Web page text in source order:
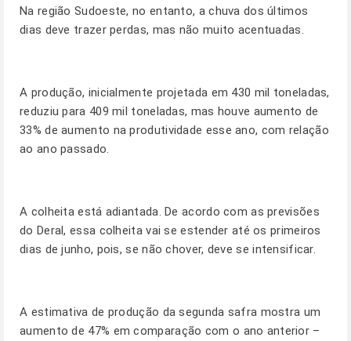
Na região Sudoeste, no entanto, a chuva dos últimos
dias deve trazer perdas, mas não muito acentuadas.
A produção, inicialmente projetada em 430 mil toneladas,
reduziu para 409 mil toneladas, mas houve aumento de
33% de aumento na produtividade esse ano, com relação
ao ano passado.
A colheita está adiantada. De acordo com as previsões
do Deral, essa colheita vai se estender até os primeiros
dias de junho, pois, se não chover, deve se intensificar.
A estimativa de produção da segunda safra mostra um
aumento de 47% em comparação com o ano anterior –